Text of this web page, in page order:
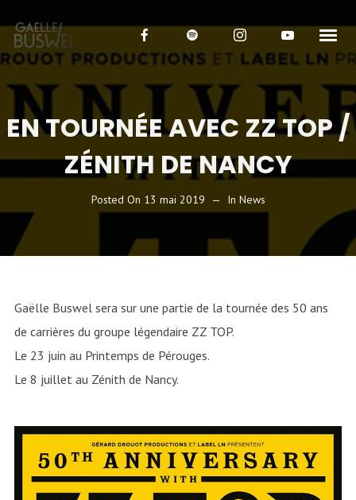
EN TOURNÉE AVEC ZZ TOP /
ZÉNITH DE NANCY
Posted On 13 mai 2019 In News
Gaëlle Buswel sera sur une partie de la tournée des 50 ans
de carrières du groupe légendaire ZZ TOP.
Le 23 juin au Printemps de Pérouges.
Le 8 juillet au Zénith de Nancy.